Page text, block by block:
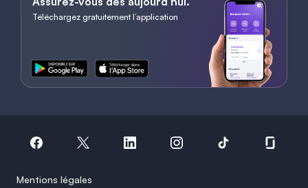
Téléchargez gratuitement l’application
Mentions légales